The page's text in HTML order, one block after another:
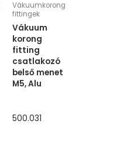
Vákuumkorong
fittingek
Vákuum
korong
fitting
csatlakozó
belső menet
M5, Alu
500.031